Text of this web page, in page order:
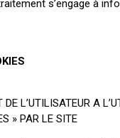
s’engage à
L’UTILISATEUR A
» PAR LE SITE